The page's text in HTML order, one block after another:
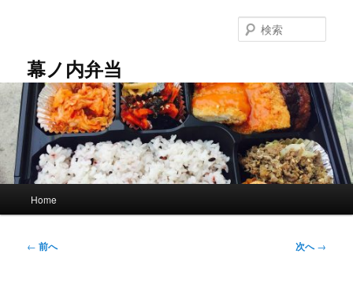
テ
ン
へ
移
動
幕ノ内弁当
索
Home
投
← 前へ 次へ→